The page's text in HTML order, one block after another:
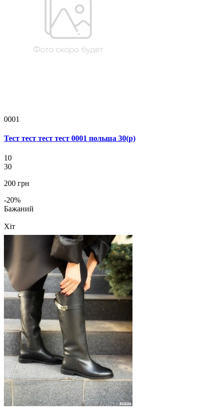
0001
Тест тест тест тест 0001 польша 30(р)
10
30
200 грн
-20%
Бажаний
Хіт